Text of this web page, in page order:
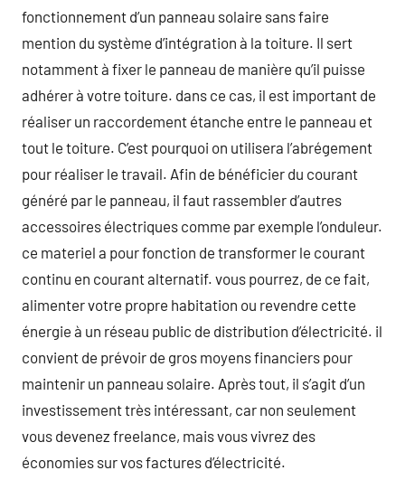
fonctionnement d’un panneau solaire sans faire
mention du système d’intégration à la toiture. Il sert
notamment à fixer le panneau de manière qu’il puisse
adhérer à votre toiture. dans ce cas, il est important de
réaliser un raccordement étanche entre le panneau et
tout le toiture. C’est pourquoi on utilisera l’abrégement
pour réaliser le travail. Afin de bénéficier du courant
généré par le panneau, il faut rassembler d’autres
accessoires électriques comme par exemple l’onduleur.
ce materiel a pour fonction de transformer le courant
continu en courant alternatif. vous pourrez, de ce fait,
alimenter votre propre habitation ou revendre cette
énergie à un réseau public de distribution d’électricité. il
convient de prévoir de gros moyens financiers pour
maintenir un panneau solaire. Après tout, il s’agit d’un
investissement très intéressant, car non seulement
vous devenez freelance, mais vous vivrez des
économies sur vos factures d’électricité.